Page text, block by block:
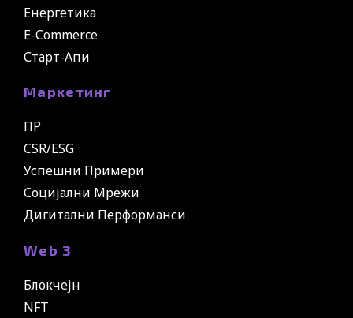
Енергетика
E-Commerce
Старт-Апи
Маркетинг
ПР
CSR/ESG
Успешни Примери
Социјални Мрежи
Дигитални Перформанси
Web 3
Блокчејн
NFT